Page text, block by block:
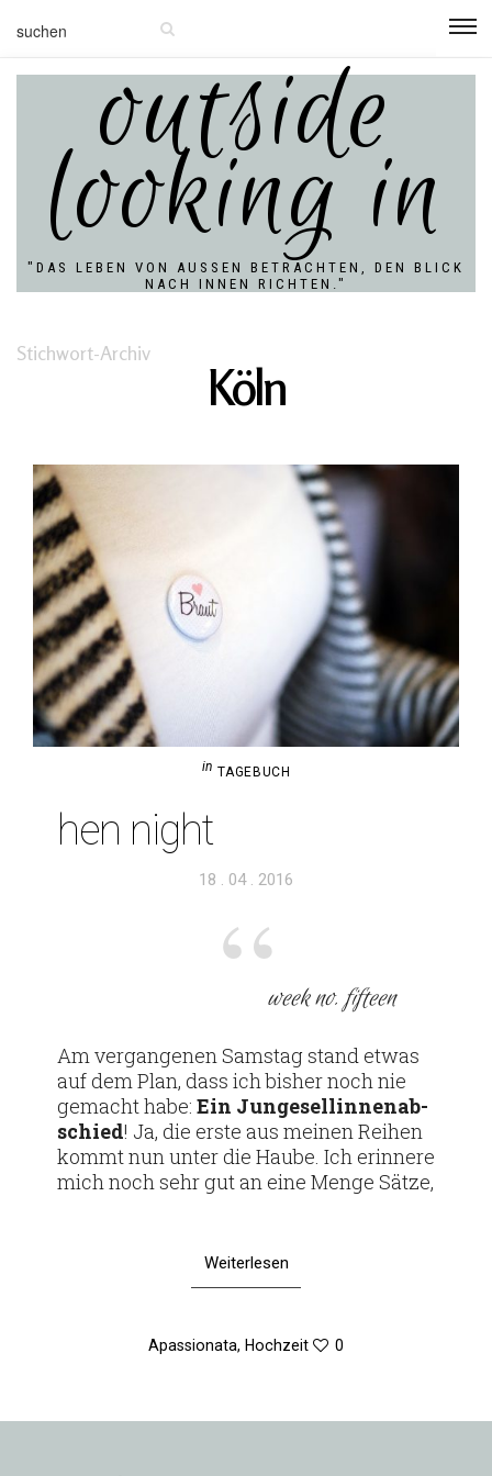
outside
looking in
"DAS LEBEN VON AUSSEN BETRACHTEN, DEN BLICK N
ACH INNEN RICHTEN."
Stichwort-Archiv
Köln
in TAGEBUCH
hen night
Veröffentlicht
18 . 04 . 2016
week no. fifteen
Am ver­gan­genen Samstag stand etwas
auf dem Plan, dass ich bisher noch nie
gemacht habe: Ein Jun­ge­sel­lin­nen­ab­
schied! Ja, die erste aus meinen Reihen
kommt nun unter die Haube. Ich erin­nere
mich noch sehr gut an eine Menge Sätze,
Weiterlesen
Apassionata, Hochzeit 0